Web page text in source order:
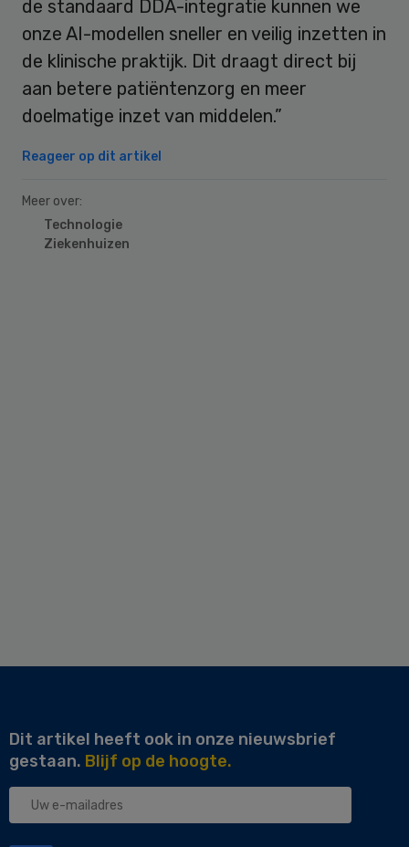
de standaard DDA-integratie kunnen we
onze AI-modellen sneller en veilig inzetten in
de klinische praktijk. Dit draagt direct bij
aan betere patiëntenzorg en meer
doelmatige inzet van middelen.”
Reageer op dit artikel
Meer over:
Technologie
Ziekenhuizen
Dit artikel heeft ook in onze nieuwsbrief
gestaan. Blijf op de hoogte.
Uw